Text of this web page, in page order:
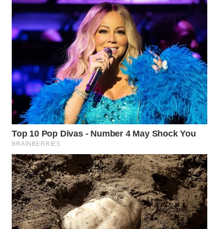
WN
TANGERANG
WN
WN
CIREBON
WN
INDRAMAYU
KUNINGAN
WN
MAJALENGKA
WN